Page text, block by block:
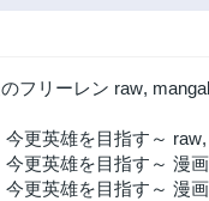
フリーレン raw,
更英雄を目指す～ raw,
更英雄を目指す～ 漫画
更英雄を目指す～ 漫